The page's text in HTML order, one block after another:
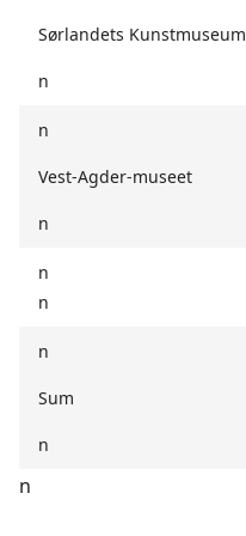
Sørlandets Kunstmuseum
n
n
Vest-Agder-museet
n
n
n
n
Sum
n
n